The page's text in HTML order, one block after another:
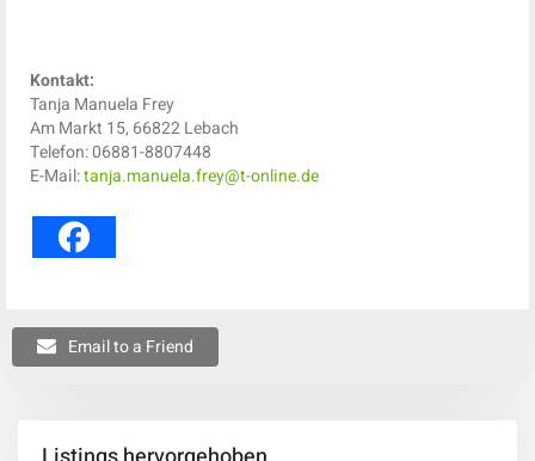
Kontakt:
Tanja Manuela Frey
Am Markt 15, 66822 Lebach
Telefon: 06881-8807448
E-Mail:tanja.manuela.frey@t-online.de
Email to a Friend